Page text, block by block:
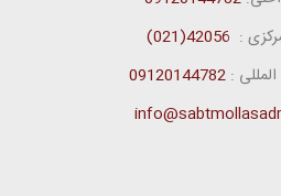
:
42056(021)
:
09120144782